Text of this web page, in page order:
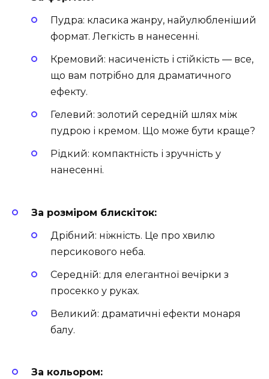
Пудра: класика жанру, найулюбленіший
формат. Легкість в нанесенні.
Кремовий: насиченість і стійкість — все,
що вам потрібно для драматичного
ефекту.
Гелевий: золотий середній шлях між
пудрою і кремом. Що може бути краще?
Рідкий: компактність і зручність у
нанесенні.
За розміром блискіток:
Дрібний: ніжність. Це про хвилю
персикового неба.
Середній: для елегантної вечірки з
просекко у руках.
Великий: драматичні ефекти монаря
балу.
За кольором: